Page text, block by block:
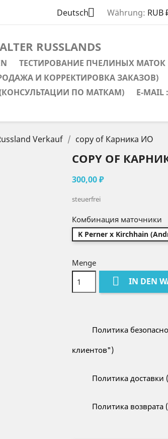
Deutsch Währung: RUB
RUSSLANDS
ТЕСТИРОВАНИЕ ПЧЕЛИНЫХ МАТОК
И КОРРЕКТИРОВКА ЗАКАЗОВ)
(КОНСУЛЬТАЦИИ ПО МАТКАМ)
E-MAIL
Verkauf copy of Карника ИО
COPY OF
300,00 ₽
steuerfrei
Комбинация маточники
K Perner x Kirchhain
Menge
 IN DEN
Политика
клиентов")
Политика доставки
Политика возврата